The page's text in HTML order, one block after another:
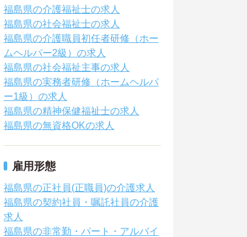
福島県の介護福祉士の求人
福島県の社会福祉士の求人
福島県の介護職員初任者研修（ホー
ムヘルパー2級）の求人
福島県の社会福祉主事の求人
福島県の実務者研修（ホームヘルパ
ー1級）の求人
福島県の精神保健福祉士の求人
福島県の無資格OKの求人
雇用形態
福島県の正社員(正職員)の介護求人
福島県の契約社員・嘱託社員の介護
求人
福島県の非常勤・パート・アルバイ